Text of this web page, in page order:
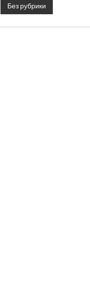
Без рубрики